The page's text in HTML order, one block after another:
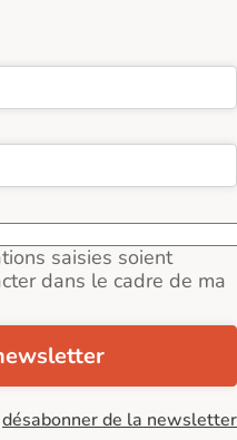
saisies soient
dans le cadre de ma
désabonner de la newsletter